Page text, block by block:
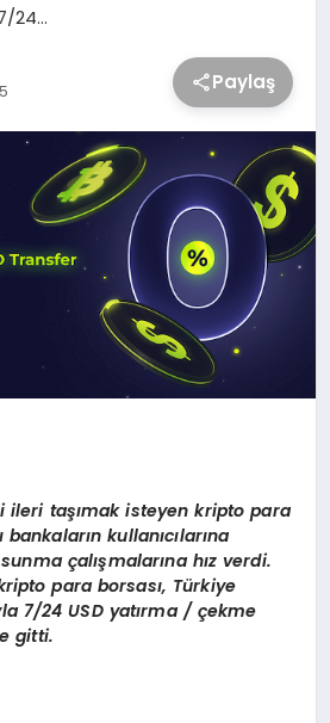
24…
Paylaş
ileri taşımak isteyen kripto para
kullanıcılarına
çalışmalarına hız verdi.
para borsası, Türkiye
7/24 USD yatırma / çekme
gitti.